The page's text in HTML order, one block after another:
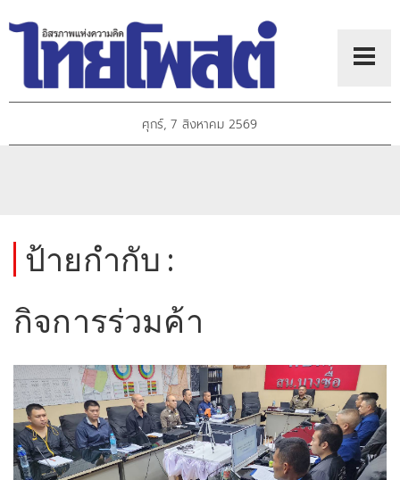
ศุกร์, 7 สิงหาคม 2569
ป้ายกำกับ :
กิจการร่วมค้า